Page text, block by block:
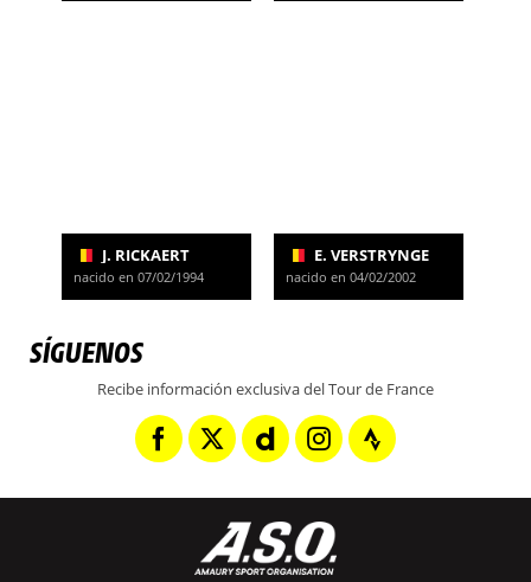
J. RICKAERT
nacido en 07/02/1994
E. VERSTRYNGE
nacido en 04/02/2002
SÍGUENOS
Recibe información exclusiva del Tour de France